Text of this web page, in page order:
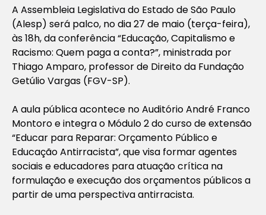
A Assembleia Legislativa do Estado de São Paulo
(Alesp) será palco, no dia 27 de maio (terça-feira),
às 18h, da conferência “Educação, Capitalismo e
Racismo: Quem paga a conta?”, ministrada por
Thiago Amparo, professor de Direito da Fundação
Getúlio Vargas (FGV-SP).
A aula pública acontece no Auditório André Franco
Montoro e integra o Módulo 2 do curso de extensão
“Educar para Reparar: Orçamento Público e
Educação Antirracista”, que visa formar agentes
sociais e educadores para atuação crítica na
formulação e execução dos orçamentos públicos a
partir de uma perspectiva antirracista.